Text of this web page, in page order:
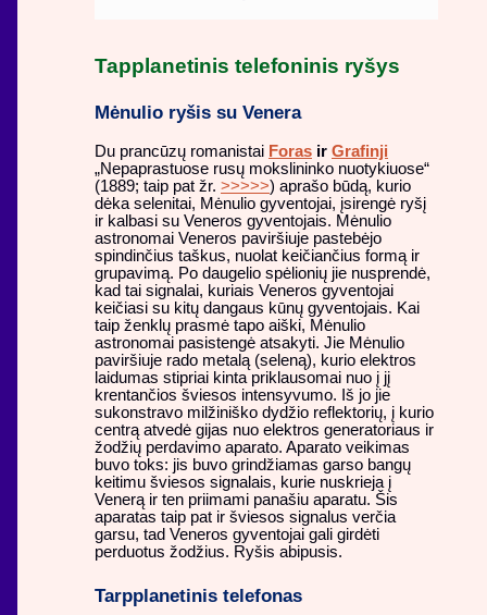
Tapplanetinis telefoninis ryšys
Mėnulio ryšis su Venera
Du prancūzų romanistai Foras ir Grafinji
„Nepaprastuose rusų mokslininko nuotykiuose“
(1889; taip pat žr. >>>>>) aprašo būdą, kurio
dėka selenitai, Mėnulio gyventojai, įsirengė ryšį
ir kalbasi su Veneros gyventojais. Mėnulio
astronomai Veneros paviršiuje pastebėjo
spindinčius taškus, nuolat keičiančius formą ir
grupavimą. Po daugelio spėlionių jie nusprendė,
kad tai signalai, kuriais Veneros gyventojai
keičiasi su kitų dangaus kūnų gyventojais. Kai
taip ženklų prasmė tapo aiški, Mėnulio
astronomai pasistengė atsakyti. Jie Mėnulio
paviršiuje rado metalą (seleną), kurio elektros
laidumas stipriai kinta priklausomai nuo į jį
krentančios šviesos intensyvumo. Iš jo jie
sukonstravo milžiniško dydžio reflektorių, į kurio
centrą atvedė gijas nuo elektros generatoriaus ir
žodžių perdavimo aparato. Aparato veikimas
buvo toks: jis buvo grindžiamas garso bangų
keitimu šviesos signalais, kurie nuskrieja į
Venerą ir ten priimami panašiu aparatu. Šis
aparatas taip pat ir šviesos signalus verčia
garsu, tad Veneros gyventojai gali girdėti
perduotus žodžius. Ryšis abipusis.
Tarpplanetinis telefonas